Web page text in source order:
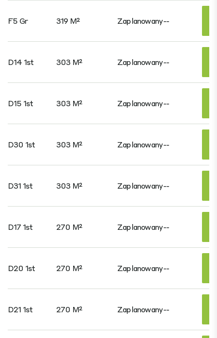
F5 Gr 319 M² Zaplanowany--
D14 1st 303 M² Zaplanowany--
D15 1st 303 M² Zaplanowany--
D30 1st 303 M² Zaplanowany--
D31 1st 303 M² Zaplanowany--
D17 1st 270 M² Zaplanowany--
D20 1st 270 M² Zaplanowany--
D21 1st 270 M² Zaplanowany--